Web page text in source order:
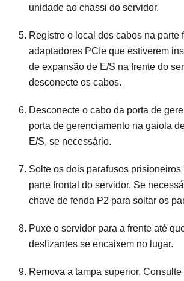
unidade ao chassi do servidor.
Registre o local dos cabos na parte
adaptadores PCIe que estiverem
de expansão de E/S na frente do
desconecte os cabos.
Desconecte o cabo da porta de
porta de gerenciamento na gaiola
E/S, se necessário.
Solte os dois parafusos
parte frontal do servidor. Se
chave de fenda P2 para soltar os
Puxe o servidor para a frente até
deslizantes se encaixem no lugar.
Remova a tampa superior. Consulte